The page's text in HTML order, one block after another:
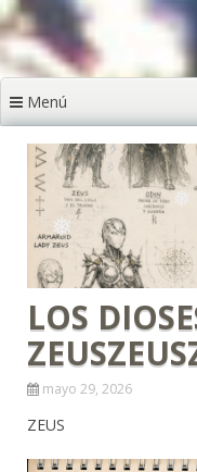
❅
❅
Menú
LOS
mayo 29, 2026
ZEUS